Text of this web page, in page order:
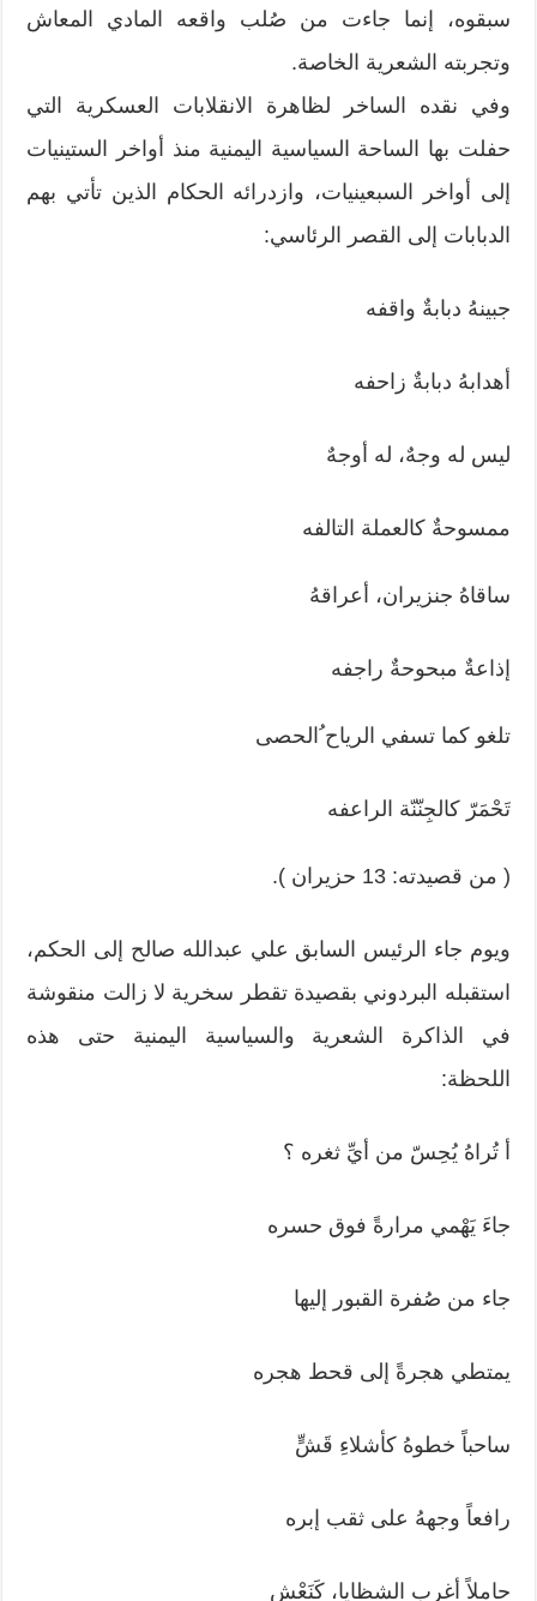
سبقوه، إنما جاءت من صُلب واقعه المادي المعاش
وتجربته الشعرية الخاصة.
وفي نقده الساخر لظاهرة الانقلابات العسكرية التي
حفلت بها الساحة السياسية اليمنية منذ أواخر الستينيات
إلى أواخر السبعينيات، وازدرائه الحكام الذين تأتي بهم
الدبابات إلى القصر الرئاسي:
جبينهُ دبابةٌ واقفه
أهدابهُ دبابةٌ زاحفه
ليس له وجهٌ، له أوجهٌ
ممسوحةٌ كالعملة التالفه
ساقاهُ جنزيران، أعراقهُ
إذاعةٌ مبحوحةٌ راجفه
تلغو كما تسفي الرياح ُالحصى
تَحْمَرّ كالجِنّنّة الراعفه
( من قصيدته: 13 حزيران ).
ويوم جاء الرئيس السابق علي عبدالله صالح إلى الحكم،
استقبله البردوني بقصيدة تقطر سخرية لا زالت منقوشة
في الذاكرة الشعرية والسياسية اليمنية حتى هذه
اللحظة:
أ تُراهُ يُحِسّ من أيِّ ثغره ؟
جاءَ يَهْمي مرارةً فوق حسره
جاء من صُفرة القبور إليها
يمتطي هجرةً إلى قحط هجره
ساحباً خطوهُ كأشلاءِ قَشٍّ
رافعاً وجههُ على ثقب إبره
حاملاً أغرب الشظايا، كَنَعْشٍ